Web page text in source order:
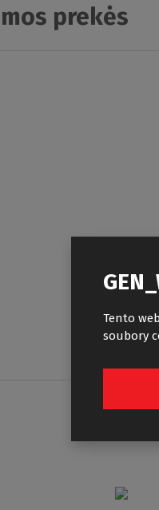
prekės
Tento
soubory